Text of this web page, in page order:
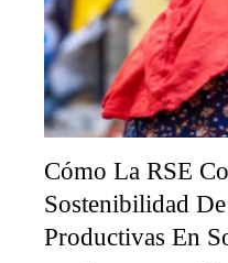
Cómo La RSE
Sostenibilidad
Productivas En